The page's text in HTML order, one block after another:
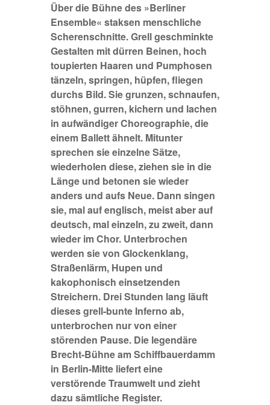
Über die Bühne des »Berliner
Ensemble« staksen menschliche
Scherenschnitte. Grell geschminkte
Gestalten mit dürren Beinen, hoch
toupierten Haaren und Pumphosen
tänzeln, springen, hüpfen, fliegen
durchs Bild. Sie grunzen, schnaufen,
stöhnen, gurren, kichern und lachen
in aufwändiger Choreographie, die
einem Ballett ähnelt. Mitunter
sprechen sie einzelne Sätze,
wiederholen diese, ziehen sie in die
Länge und betonen sie wieder
anders und aufs Neue. Dann singen
sie, mal auf englisch, meist aber auf
deutsch, mal einzeln, zu zweit, dann
wieder im Chor. Unterbrochen
werden sie von Glockenklang,
Straßenlärm, Hupen und
kakophonisch einsetzenden
Streichern. Drei Stunden lang läuft
dieses grell-bunte Inferno ab,
unterbrochen nur von einer
störenden Pause. Die legendäre
Brecht-Bühne am Schiffbauerdamm
in Berlin-Mitte liefert eine
verstörende Traumwelt und zieht
dazu sämtliche Register.